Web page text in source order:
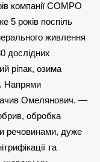
компанії COMPO
5 років поспіль
живлення
дослідних
ріпак, озима
Напрями
Омелянович. —
обробка
речовинами, дуже
та